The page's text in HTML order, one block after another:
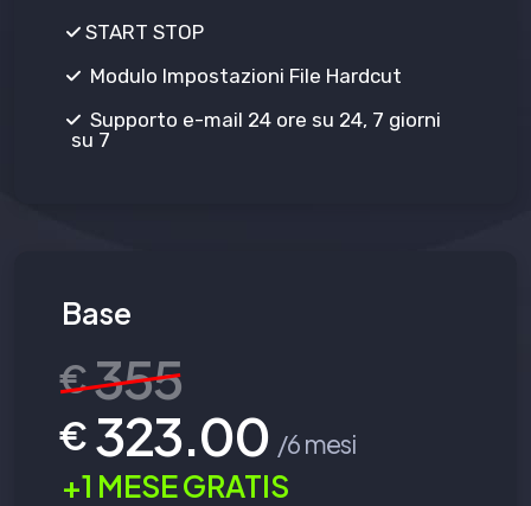
START STOP
Modulo Impostazioni File Hardcut
Supporto e-mail 24 ore su 24, 7 giorni
su 7
Base
€355
€ 323.00 /6 mesi
+1 MESE GRATIS